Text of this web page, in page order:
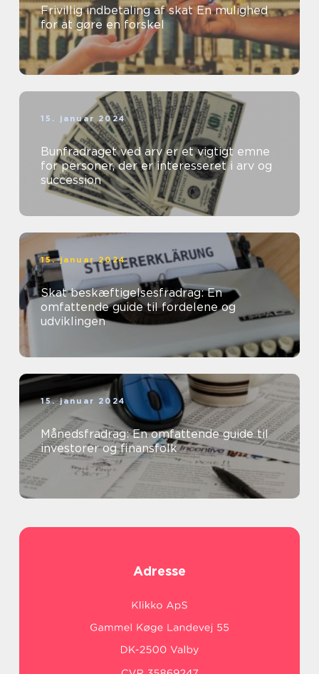
Frivillig indbetaling af skat En mulighed
for at gøre en forskel
15. januar 2024
Bunfradraget ved arv er et vigtigt emne
for personer, der er interesseret i arv og
succession
15. januar 2024
Skat beskæftigelsesfradrag: En
omfattende guide til fordelene og
udviklingen
15. januar 2024
Månedsfradrag: En omfattende guide til
investorer og finansfolk
Adresse